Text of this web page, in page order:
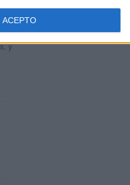
ACEPTO
y